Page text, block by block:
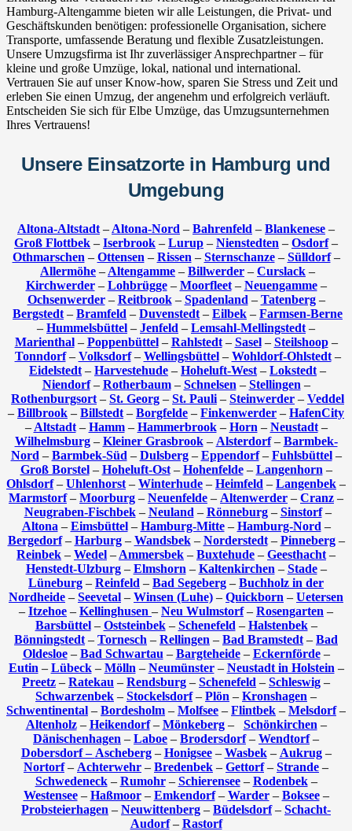
Hamburg-Altengamme bieten wir alle Leistungen, die Privat- und
Geschäftskunden benötigen: professionelle Organisation, sichere
Transporte, umfassende Beratung und flexible Zusatzleistungen.
Unsere Umzugsfirma ist Ihr zuverlässiger Ansprechpartner – für
kleine und große Umzüge, lokal, national und international.
Vertrauen Sie auf unser Know-how, sparen Sie Stress und Zeit und
erleben Sie einen Umzug, der angenehm und erfolgreich verläuft.
Entscheiden Sie sich für Elbe Umzüge, das Umzugsunternehmen
Ihres Vertrauens!
Unsere Einsatzorte in Hamburg und
Umgebung
Altona-Altstadt – Altona-Nord – Bahrenfeld – Blankenese –
Groß Flottbek – Iserbrook – Lurup – Nienstedten – Osdorf–
Othmarschen – Ottensen – Rissen – Sternschanze– Sülldorf–
Allermöhe – Altengamme – Billwerder – Curslack –
Kirchwerder– Lohbrügge– Moorfleet– Neuengamme–
Ochsenwerder– Reitbrook– Spadenland – Tatenberg–
Bergstedt – Bramfeld – Duvenstedt – Eilbek – Farmsen-Berne
– Hummelsbüttel – Jenfeld – Lemsahl-Mellingstedt –
Marienthal– Poppenbüttel– Rahlstedt– Sasel– Steilshoop–
Tonndorf– Volksdorf– Wellingsbüttel– Wohldorf-Ohlstedt–
Eidelstedt – Harvestehude – Hoheluft-West – Lokstedt –
Niendorf– Rotherbaum– Schnelsen – Stellingen –
Rothenburgsort – St. Georg – St. Pauli – Steinwerder – Veddel
– Billbrook – Billstedt – Borgfelde – Finkenwerder – HafenCity
– Altstadt– Hamm– Hammerbrook– Horn – Neustadt–
Wilhelmsburg– Kleiner Grasbrook– Alsterdorf– Barmbek-
Nord – Barmbek-Süd – Dulsberg– Eppendorf– Fuhlsbüttel–
Groß Borstel– Hoheluft-Ost– Hohenfelde– Langenhorn –
Ohlsdorf– Uhlenhorst – Winterhude – Heimfeld – Langenbek –
Marmstorf– Moorburg – Neuenfelde – Altenwerder – Cranz –
Neugraben-Fischbek– Neuland – Rönneburg– Sinstorf–
Altona – Eimsbüttel– Hamburg-Mitte– Hamburg-Nord –
Bergedorf– Harburg– Wandsbek– Norderstedt– Pinneberg–
Reinbek – Wedel – Ammersbek – Buxtehude – Geesthacht –
Henstedt-Ulzburg– Elmshorn – Kaltenkirchen – Stade–
Lüneburg – Reinfeld – Bad Segeberg – Buchholz in der
Nordheide – Seevetal – Winsen (Luhe) – Quickborn – Uetersen
– Itzehoe – Kellinghusen – Neu Wulmstorf– Rosengarten –
Barsbüttel– Oststeinbek– Schenefeld – Halstenbek–
Bönningstedt – Tornesch – Rellingen – Bad Bramstedt – Bad
Oldesloe– Bad Schwartau – Bargteheide– Eckernförde–
Eutin – Lübeck– Mölln – Neumünster– Neustadt in Holstein –
Preetz – Ratekau – Rendsburg – Schenefeld – Schleswig –
Schwarzenbek – Stockelsdorf– Plön – Kronshagen –
Schwentinental – Bordesholm – Molfsee – Flintbek – Melsdorf–
Altenholz– Heikendorf– Mönkeberg– Schönkirchen –
Dänischenhagen – Laboe – Brodersdorf– Wendtorf–
Dobersdorf – Ascheberg– Honigsee– Wasbek– Aukrug–
Nortorf– Achterwehr – Bredenbek – Gettorf– Strande –
Schwedeneck– Rumohr– Schierensee– Rodenbek–
Westensee– Haßmoor– Emkendorf– Warder– Boksee–
Probsteierhagen – Neuwittenberg – Büdelsdorf– Schacht-
Audorf– Rastorf